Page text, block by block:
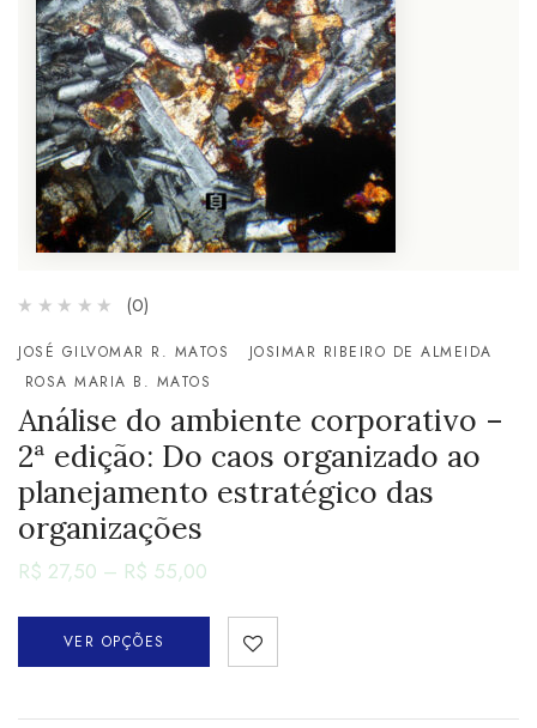
(0)
JOSÉ GILVOMAR R. MATOS
JOSIMAR RIBEIRO DE ALMEIDA
ROSA MARIA B. MATOS
Análise do ambiente corporativo –
2ª edição: Do caos organizado ao
planejamento estratégico das
organizações
R$ 27,50 – R$ 55,00
VER OPÇÕES